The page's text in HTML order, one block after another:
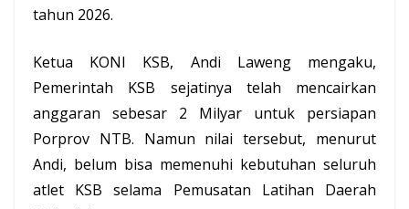
tahun 2026.
Ketua KONI KSB, Andi Laweng mengaku,
Pemerintah KSB sejatinya telah mencairkan
anggaran sebesar 2 Milyar untuk persiapan
Porprov NTB. Namun nilai tersebut, menurut
Andi, belum bisa memenuhi kebutuhan seluruh
atlet KSB selama Pemusatan Latihan Daerah